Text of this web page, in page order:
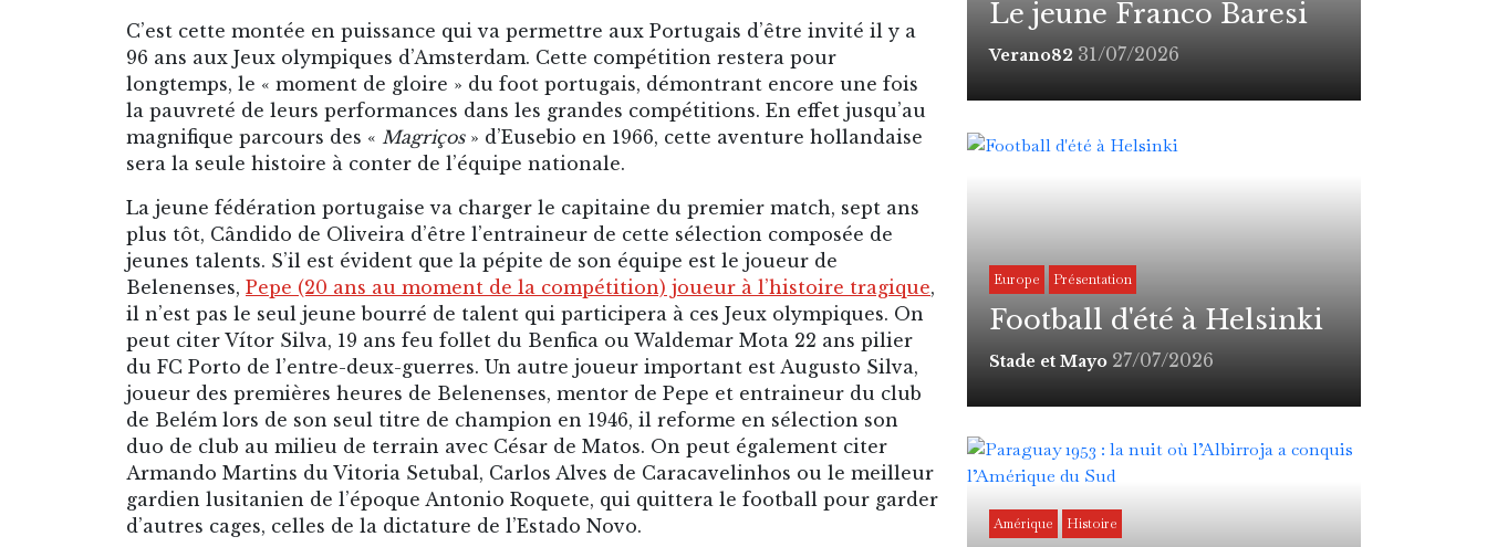
C’est cette montée en puissance qui va permettre aux Portugais d’être invité il y a
96 ans aux Jeux olympiques d’Amsterdam. Cette compétition restera pour
longtemps, le « moment de gloire » du foot portugais, démontrant encore une fois
la pauvreté de leurs performances dans les grandes compétitions. En effet jusqu’au
magnifique parcours des « Magriços» d’Eusebio en 1966, cette aventure hollandaise
sera la seule histoire à conter de l’équipe nationale.
La jeune fédération portugaise va charger le capitaine du premier match, sept ans
plus tôt, Cândido de Oliveira d’être l’entraineur de cette sélection composée de
jeunes talents. S’il est évident que la pépite de son équipe est le joueur de
Belenenses, Pepe (20 ans au moment de la compétition) joueur à l’histoire tragique,
il n’est pas le seul jeune bourré de talent qui participera à ces Jeux olympiques. On
peut citer Vítor Silva, 19 ans feu follet du Benfica ou Waldemar Mota 22 ans pilier
du FC Porto de l’entre-deux-guerres. Un autre joueur important est Augusto Silva,
joueur des premières heures de Belenenses, mentor de Pepe et entraineur du club
de Belém lors de son seul titre de champion en 1946, il reforme en sélection son
duo de club au milieu de terrain avec César de Matos. On peut également citer
Armando Martins du Vitoria Setubal, Carlos Alves de Caracavelinhos ou le meilleur
gardien lusitanien de l’époque Antonio Roquete, qui quittera le football pour garder
d’autres cages, celles de la dictature de l’Estado Novo.
Le jeune Franco Baresi
Verano82 31/07/2026
Europe Présentation
Football d'été à Helsinki
Stade et Mayo 27/07/2026
Amérique Histoire